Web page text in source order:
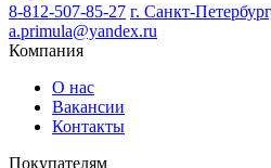
8-812-507-85-27 г. Санкт-
a.primula@yandex.ru
Компания
О нас
Вакансии
Контакты
Покупателям